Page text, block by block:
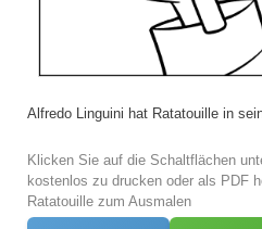
Alfredo Linguini hat Ratatouille in
Klicken Sie auf die Schaltflächen
kostenlos zu drucken oder als PDF
Ratatouille zum Ausmalen